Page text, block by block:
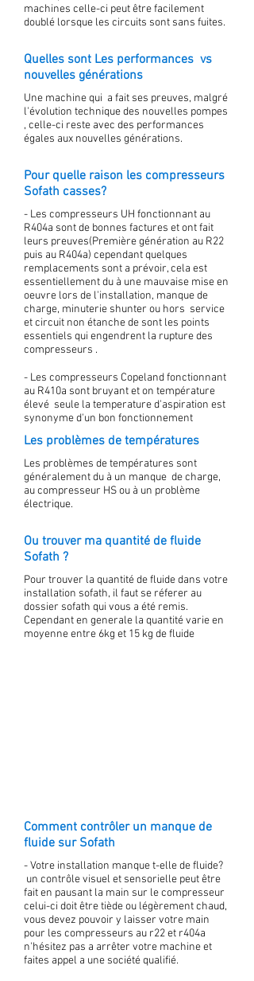
machines celle-ci peut être facilement
doublé lorsque les circuits sont sans fuites.
Quelles sont Les performances vs
nouvelles générations
Une machine qui a fait ses preuves, malgré
l'évolution technique des nouvelles pompes
, celle-ci reste avec des performances
égales aux nouvelles générations.
Pour quelle raison les compresseurs
Sofath casses?
- Les compresseurs UH fonctionnant au
R404a sont de bonnes factures et ont fait
leurs preuves(Première génération au R22
puis au R404a) cependant quelques
remplacements sont a prévoir, cela est
essentiellement du à une mauvaise mise en
oeuvre lors de l'installation, manque de
charge, minuterie shunter ou hors service
et circuit non étanche de sont les points
essentiels qui engendrent la rupture des
compresseurs .
- Les compresseurs Copeland fonctionnant
au R410a sont bruyant et on température
élevé seule la temperature d'aspiration est
synonyme d'un bon fonctionnement
Les problèmes de températures
Les problèmes de températures sont
généralement du à un manque de charge,
au compresseur HS ou à un problème
électrique.
Ou trouver ma quantité de fluide
Sofath ?
Pour trouver la quantité de fluide dans votre
installation sofath, il faut se réferer au
dossier sofath qui vous a été remis.
Cependant en generale la quantité varie en
moyenne entre 6kg et 15 kg de fluide
Comment contrôler un manque de
fluide sur Sofath
- Votre installation manque t-elle de fluide?
un contrôle visuel et sensorielle peut être
fait en pausant la main sur le compresseur
celui-ci doit être tiède ou légèrement chaud,
vous devez pouvoir y laisser votre main
pour les compresseurs au r22 et r404a
n'hésitez pas a arrêter votre machine et
faites appel a une société qualifié.